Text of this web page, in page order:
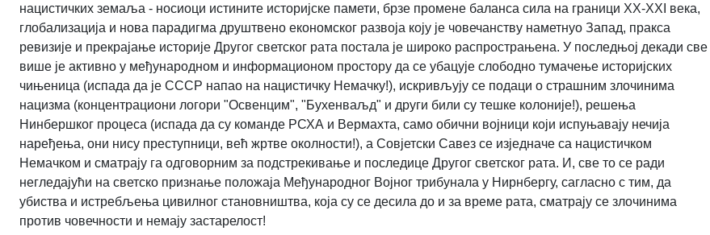
нацистичких земаља - носиоци истините историјске памети, брзе промене баланса сила на граници XX-XXI века,
глобализација и нова парадигма друштвено економског развоја коју је човечанству наметнуо Запад, пракса
ревизије и прекрајање историје Другог светског рата постала је широко распрострањена. У последњој декади све
више је активно у међународном и информационом простору да се убацује слободно тумачење историјских
чињеница (испада да је СССР напао на нацистичку Немачку!), искривљују се подаци о страшним злочинима
нацизма (концентрациони логори "Освенцим", "Бухенваљд" и други били су тешке колоније!), решења
Нинбершког процеса (испада да су команде РСХА и Вермахта, само обични војници који испуњавају нечија
наређења, они нису преступници, већ жртве околности!), а Совјетски Савез се изједначе са нацистичком
Немачком и сматрају га одговорним за подстрекивање и последице Другог светског рата. И, све то се ради
негледајући на светско признање положаја Међународног Војног трибунала у Нирнбергу, сагласно с тим, да
убиства и истребљења цивилног становништва, која су се десила до и за време рата, сматрају се злочинима
против човечности и немају застарелост!